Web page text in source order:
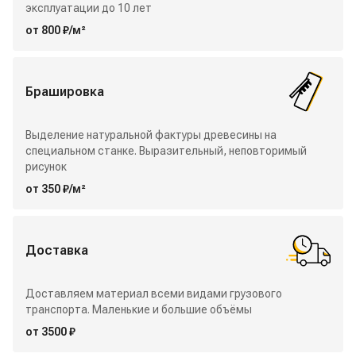
эксплуатации до 10 лет
от 800 ₽/м²
Брашировка
Выделение натуральной фактуры древесины на
специальном станке. Выразительный, неповторимый
рисунок
от 350 ₽/м²
Доставка
Доставляем материал всеми видами грузового
транспорта. Маленькие и большие объёмы
от 3500 ₽